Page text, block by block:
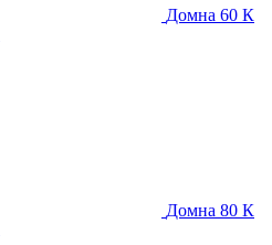
Домна 60 К
Домна 80 К